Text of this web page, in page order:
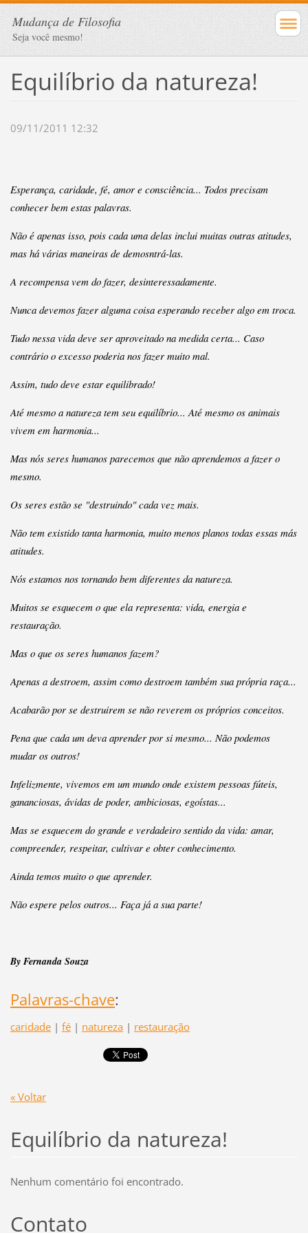
Mudança de Filosofia
Seja você mesmo!
Equilíbrio da natureza!
09/11/2011 12:32
Esperança, caridade, fé, amor e consciência... Todos precisam
conhecer bem estas palavras.
Não é apenas isso, pois cada uma delas inclui muitas outras atitudes,
mas há várias maneiras de demosntrá-las.
A recompensa vem do fazer, desinteressadamente.
Nunca devemos fazer alguma coisa esperando receber algo em troca.
Tudo nessa vida deve ser aproveitado na medida certa... Caso
contrário o excesso poderia nos fazer muito mal.
Assim, tudo deve estar equilibrado!
Até mesmo a natureza tem seu equilíbrio...Até mesmo os animais
vivem em harmonia...
Mas nós seres humanos parecemos que não aprendemos a fazer o
mesmo.
Os seres estão se "destruindo" cada vez mais.
Não tem existido tanta harmonia, muito menos planos todas essas más
atitudes.
Nós estamos nos tornando bem diferentes da natureza.
Muitos se esquecem o que ela representa: vida, energia e
restauração.
Mas o que os seres humanos fazem?
Apenas a destroem, assim como destroem também sua própria raça...
Acabarão por se destruirem se não reverem os próprios conceitos.
Pena que cada um deva aprender por si mesmo... Não podemos
mudar os outros!
Infelizmente, vivemos em um mundo onde existem pessoas fúteis,
gananciosas, ávidas de poder, ambiciosas, egoístas...
Mas se esquecem do grande e verdadeiro sentido da vida: amar,
compreender, respeitar, cultivar e obter conhecimento.
Ainda temos muito o que aprender.
Não espere pelos outros... Faça já a sua parte!
By Fernanda Souza
Palavras-chave:
caridade | fé | natureza | restauração
« Voltar
Equilíbrio da natureza!
Nenhum comentário foi encontrado.
Contato